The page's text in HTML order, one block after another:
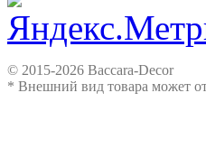
© 2015-2026 Baccara-Decor
* Внешний вид товара может